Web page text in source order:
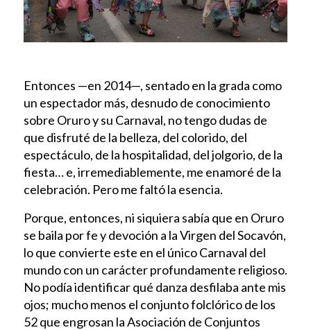
Entonces —en 2014—, sentado en la grada como
un espectador más, desnudo de conocimiento
sobre Oruro y su Carnaval, no tengo dudas de
que disfruté de la belleza, del colorido, del
espectáculo, de la hospitalidad, del jolgorio, de la
fiesta… e, irremediablemente, me enamoré de la
celebración. Pero me faltó la esencia.
Porque, entonces, ni siquiera sabía que en Oruro
se baila por fe y devoción a la Virgen del Socavón,
lo que convierte este en el único Carnaval del
mundo con un carácter profundamente religioso.
No podía identificar qué danza desfilaba ante mis
ojos; mucho menos el conjunto folclórico de los
52 que engrosan la Asociación de Conjuntos